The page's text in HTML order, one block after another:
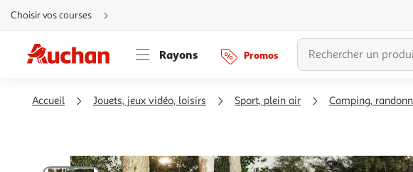
Aller
directement
au
Aller
directement
à
Aller
directement
Choisir vos courses
Rayons Promos
Accueil Jouets, jeux vidéo, loisirs Sport, plein air Camping,